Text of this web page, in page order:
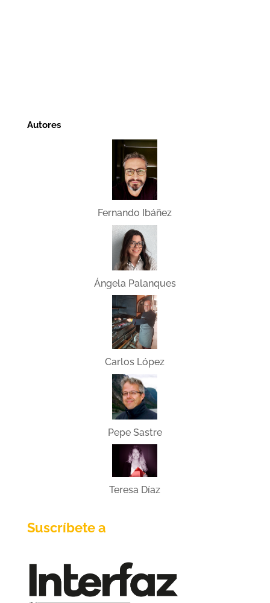
Autores
Fernando Ibáñez
Ángela Palanques
Carlos López
Pepe Sastre
Teresa Díaz
Suscríbete a